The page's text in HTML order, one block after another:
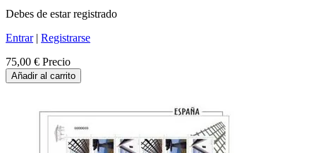
Debes de estar registrado
Entrar| Registrarse
75,00 € Precio
Añadir al carrito